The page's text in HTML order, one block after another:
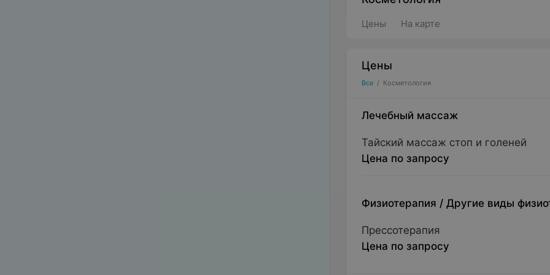
Цены На карте
Цены
Все / Косметология
Лечебный массаж
Тайский массаж стоп и голеней
Цена по запросу
Физиотерапия / Другие виды
Прессотерапия
Цена по запросу